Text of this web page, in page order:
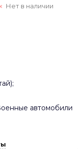
Нет в наличии
автомобили